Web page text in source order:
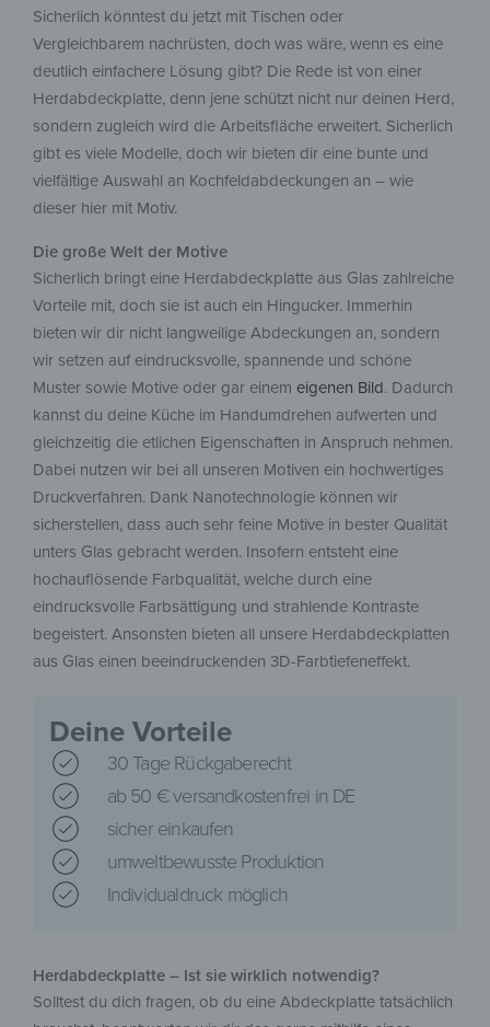
Sicherlich könntest du jetzt mit Tischen oder
Vergleichbarem nachrüsten, doch was wäre, wenn es eine
deutlich einfachere Lösung gibt? Die Rede ist von einer
Herdabdeckplatte, denn jene schützt nicht nur deinen Herd,
sondern zugleich wird die Arbeitsfläche erweitert. Sicherlich
gibt es viele Modelle, doch wir bieten dir eine bunte und
vielfältige Auswahl an Kochfeldabdeckungen an – wie
dieser hier mit Motiv.
Die große Welt der Motive
Sicherlich bringt eine Herdabdeckplatte aus Glas zahlreiche
Vorteile mit, doch sie ist auch ein Hingucker. Immerhin
bieten wir dir nicht langweilige Abdeckungen an, sondern
wir setzen auf eindrucksvolle, spannende und schöne
Muster sowie Motive oder gar einem eigenen Bild. Dadurch
kannst du deine Küche im Handumdrehen aufwerten und
gleichzeitig die etlichen Eigenschaften in Anspruch nehmen.
Dabei nutzen wir bei all unseren Motiven ein hochwertiges
Druckverfahren. Dank Nanotechnologie können wir
sicherstellen, dass auch sehr feine Motive in bester Qualität
unters Glas gebracht werden. Insofern entsteht eine
hochauflösende Farbqualität, welche durch eine
eindrucksvolle Farbsättigung und strahlende Kontraste
begeistert. Ansonsten bieten all unsere Herdabdeckplatten
aus Glas einen beeindruckenden 3D-Farbtiefeneffekt.
Deine Vorteile
30 Tage Rückgaberecht
ab 50 € versandkostenfrei in DE
sicher einkaufen
umweltbewusste Produktion
Individualdruck möglich
Herdabdeckplatte – Ist sie wirklich notwendig?
Solltest du dich fragen, ob du eine Abdeckplatte tatsächlich